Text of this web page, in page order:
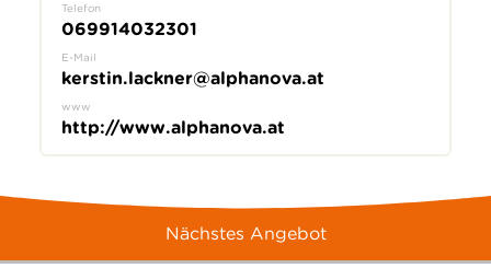
Telefon
069914032301
E-Mail
kerstin.lackner@alphanova.at
www
http://www.alphanova.at
Nächstes Angebot